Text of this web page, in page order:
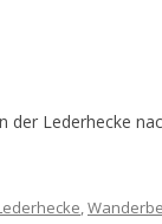
der Lederhecke
,